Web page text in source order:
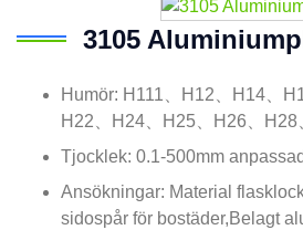
3105
Humör: H111、H12、H14、
H22、H24、H25、H26、H28
Tjocklek: 0.1-500mm
Ansökningar: Material
sidospår för bostäder,Belagt